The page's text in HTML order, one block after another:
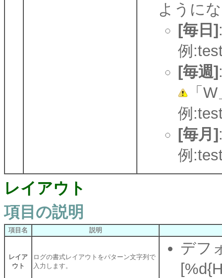
ように
[毎日]
例
[毎週]
「
例
[毎月]
例
レイアウト
項目の説明
項目名 説明
レイア
ウト
ログの書式レイアウトをパターン文字列で
入力します。
デフ